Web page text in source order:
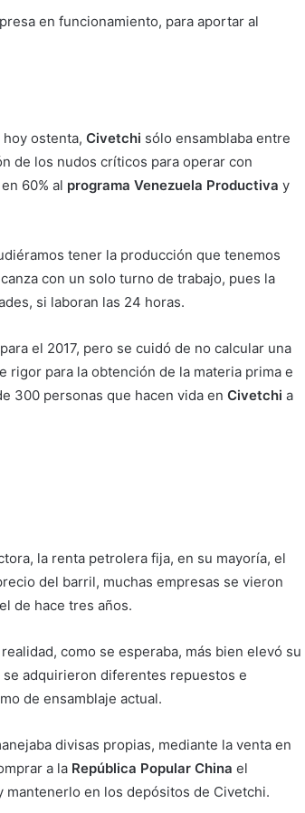
en funcionamiento, para aportar al
ostenta, Civetchi sólo ensamblaba entre
de los nudos críticos para operar con
60% al programa Venezuela Productiva y
tener la producción que tenemos
con un solo turno de trabajo, pues la
si laboran las 24 horas.
el 2017, pero se cuidó de no calcular una
rigor para la obtención de la materia prima e
300 personas que hacen vida en Civetchi a
la renta petrolera fija, en su mayoría, el
del barril, muchas empresas se vieron
de hace tres años.
como se esperaba, más bien elevó su
adquirieron diferentes repuestos e
de ensamblaje actual.
divisas propias, mediante la venta en
a la República Popular China el
mantenerlo en los depósitos de Civetchi.